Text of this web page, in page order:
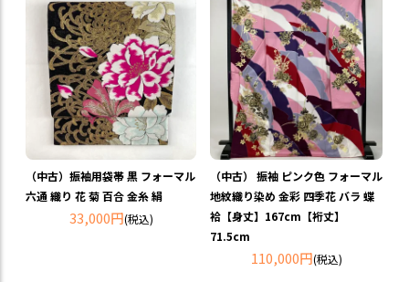
（中古）振袖用袋帯 黒 フォーマル
六通 織り 花 菊 百合 金糸 絹
33,000円(税込)
（中古） 振袖 ピンク色 フォーマル
地紋織り染め 金彩 四季花 バラ 蝶
袷【身丈】167cm【裄丈】
71.5cm
110,000円(税込)